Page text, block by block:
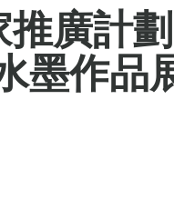
廣計
墨作品